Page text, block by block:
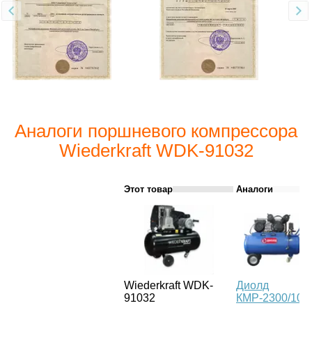
Аналоги поршневого компрессора
Wiederkraft WDK-91032
Этот товар Аналоги
Wiederkraft WDK-
91032
Диолд
КМР-2300/100